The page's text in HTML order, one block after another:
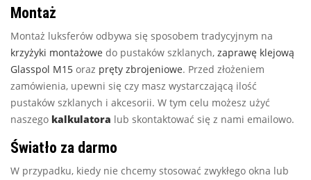
Montaż
Montaż luksferów odbywa się sposobem tradycyjnym na
krzyżyki montażowe do pustaków szklanych, zaprawę klejową
Glasspol M15 oraz pręty zbrojeniowe. Przed złożeniem
zamówienia, upewni się czy masz wystarczającą ilość
pustaków szklanych i akcesorii. W tym celu możesz użyć
naszego kalkulatora lub skontaktować się z nami emailowo.
Światło za darmo
W przypadku, kiedy nie chcemy stosować zwykłego okna lub